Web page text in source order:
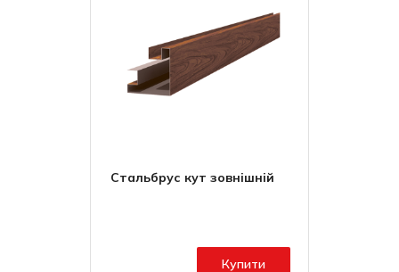
Стальбрус кут зовнішній
Купити